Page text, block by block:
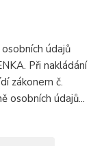
údajů
Při nakládání
zákonem č.
osobních údajů...